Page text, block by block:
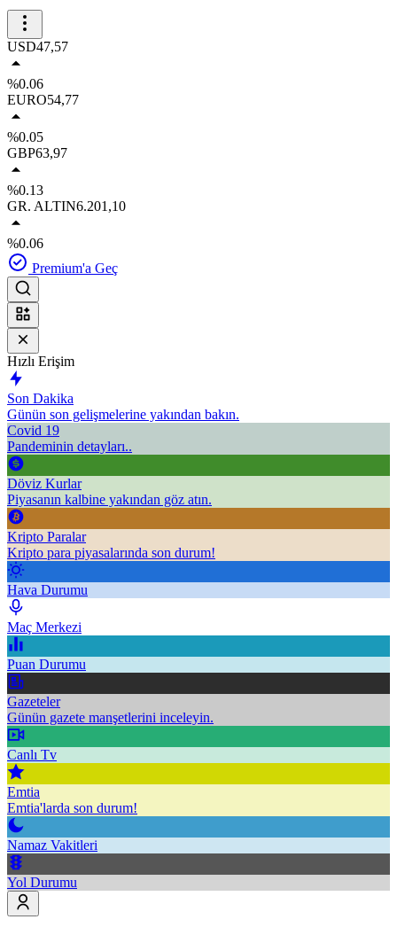
USD47,57
%0.06
EURO54,77
%0.05
GBP63,97
%0.13
GR. ALTIN6.201,10
%0.06
Premium'a Geç
Hızlı Erişim
Son Dakika
Günün son gelişmelerine yakından bakın.
Covid 19
Pandeminin detayları..
Döviz Kurlar
Piyasanın kalbine yakından göz atın.
Kripto Paralar
Kripto para piyasalarında son durum!
Hava Durumu
Maç Merkezi
Puan Durumu
Gazeteler
Günün gazete manşetlerini inceleyin.
Canlı Tv
Emtia
Emtia'larda son durum!
Namaz Vakitleri
Yol Durumu